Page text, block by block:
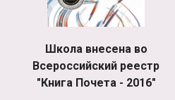
Школа внесена во
Всероссийский реестр
"Книга Почета - 2016"